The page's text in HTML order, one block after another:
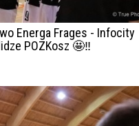
Energa Frages - Infocity
POZKosz 🤩‼️